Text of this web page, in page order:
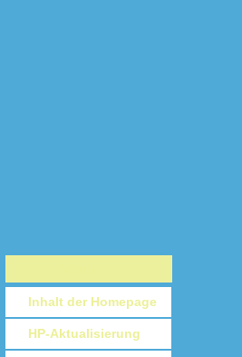
Inhalt der Homepage
HP-Aktualisierung